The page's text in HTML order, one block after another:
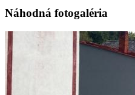
Náhodná fotogaléria